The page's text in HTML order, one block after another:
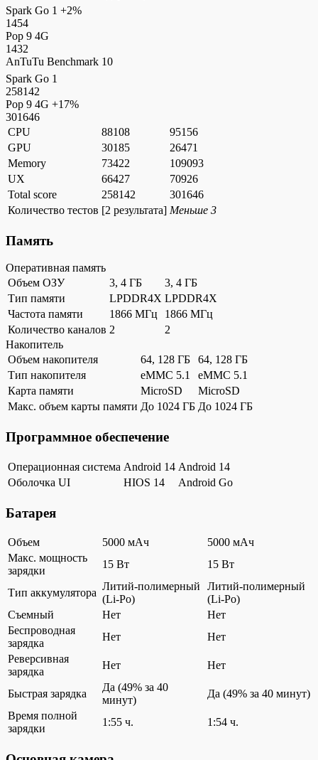
Spark Go 1 +2%
1454
Pop 9 4G
1432
AnTuTu Benchmark 10
Spark Go 1
258142
Pop 9 4G +17%
301646
CPU
88108
95156
GPU
30185
26471
Memory
73422
109093
UX
66427
70926
Total score
258142
301646
Количество тестов [2 результата] Меньше 3
Память
Оперативная память
Объем ОЗУ
3, 4 ГБ
3, 4 ГБ
Тип памяти
LPDDR4X LPDDR4X
Частота памяти
1866 МГц
1866 МГц
Количество каналов 2
2
Накопитель
Объем накопителя
64, 128 ГБ
64, 128 ГБ
Тип накопителя
eMMC 5.1
eMMC 5.1
Карта памяти
MicroSD
MicroSD
Макс. объем карты памяти До 1024 ГБ До 1024 ГБ
Программное обеспечение
Операционная система Android 14 Android 14
Оболочка UI
HIOS 14 Android Go
Батарея
Объем 5000 мАч
5000 мАч
Макс. мощность
зарядки
15 Вт 15 Вт
Тип аккумулятора
Литий-полимерный
(Li-Po)
Литий-полимерный
(Li-Po)
Съемный
Нет
Нет
Беспроводная
зарядка
Нет
Нет
Реверсивная
зарядка
Нет Нет
Быстрая зарядка
Да (49% за 40
минут)
Да (49% за 40 минут)
Время полной
зарядки
1:55 ч. 1:54 ч.